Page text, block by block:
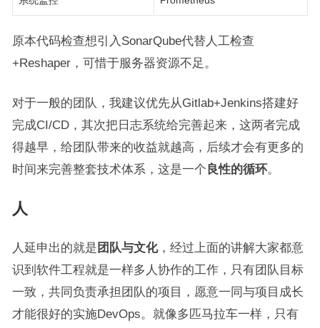
原本代码检查想引入SonarQube代替人工检查
+Reshaper，可惜于服务器资源不足。
对于一般的团队，我建议优先从Gitlab+Jenkins搭建好
完成CI/CD，其次把日志系统给完善起来，这两者完成
得越早，给团队带来的收益就越高，后续才会有更多的
时间来完善整套技术体系，这是一个 良性的循环。
人
人延申出的就是 团队与文化，经过上面的讲解大家都意
识到软件工程就是一样多人协作的工作，只有团队目标
一致，共同负责承担团队的项目，愿意一同与项目成长
才能很好的实施DevOps。就像多匹马拉车一样，只有